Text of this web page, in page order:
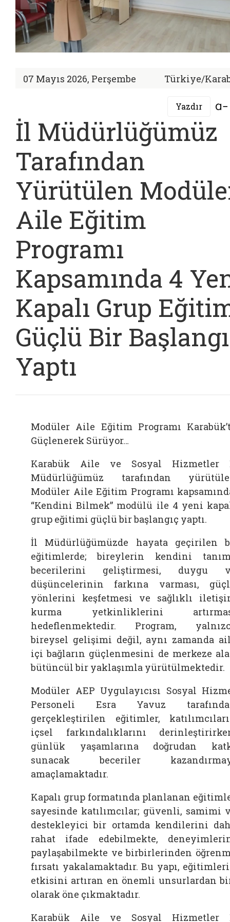
07 Mayıs 2026, Perşembe Türkiye/
Yazdır
İl Müdürlüğümüz
Tarafından
Yürütülen
Aile Eğitim
Programı
Kapsamında 4
Kapalı Grup
Güçlü Bir
Yaptı
Modüler Aile Eğitim Programı
Güçlenerek Sürüyor…
Karabük Aile ve Sosyal Hizmetler
Müdürlüğümüz tarafından
Modüler Aile Eğitim Programı
“Kendini Bilmek” modülü ile 4 yeni
grup eğitimi güçlü bir başlangıç yaptı.
İl Müdürlüğümüzde hayata geçirilen
eğitimlerde; bireylerin kendini
becerilerini geliştirmesi, duygu
düşüncelerinin farkına varması,
yönlerini keşfetmesi ve sağlıklı
kurma yetkinliklerini
hedeflenmektedir. Program,
bireysel gelişimi değil, aynı zamanda
içi bağların güçlenmesini de merkeze
bütüncül bir yaklaşımla yürütülmektedir.
Modüler AEP Uygulayıcısı Sosyal
Personeli Esra Yavuz
gerçekleştirilen eğitimler,
içsel farkındalıklarını
günlük yaşamlarına doğrudan
sunacak beceriler
amaçlamaktadır.
Kapalı grup formatında planlanan
sayesinde katılımcılar; güvenli, samimi
destekleyici bir ortamda kendilerini
rahat ifade edebilmekte,
paylaşabilmekte ve birbirlerinden
fırsatı yakalamaktadır. Bu yapı,
etkisini artıran en önemli unsurlardan
olarak öne çıkmaktadır.
Karabük Aile ve Sosyal Hizmetler